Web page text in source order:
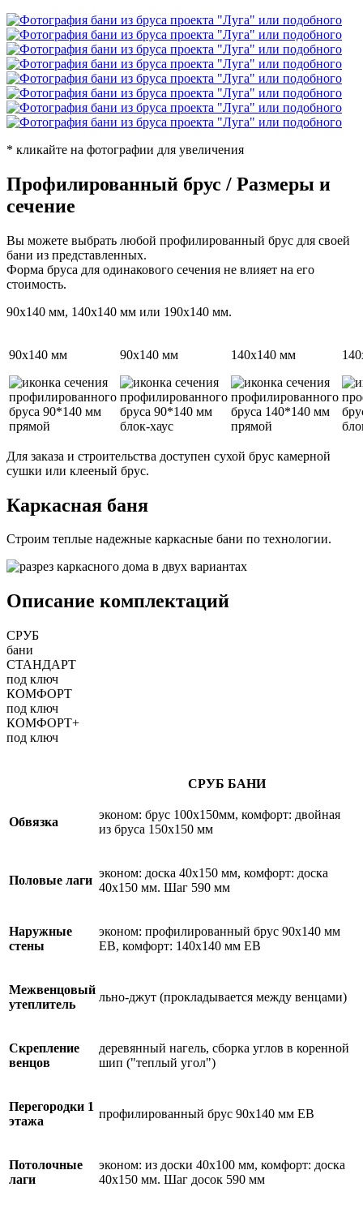
* кликайте на фотографии для увеличения
Профилированный брус / Размеры и
сечение
Вы можете выбрать любой профилированный брус для своей
бани из представленных.
Форма бруса для одинакового сечения не влияет на его
стоимость.
90х140 мм, 140х140 мм или 190х140 мм.
90х140 мм 90х140 мм 140х140 мм
Для заказа и строительства доступен сухой брус камерной
сушки или клееный брус.
Каркасная баня
Строим теплые надежные каркасные бани по технологии.
Описание комплектаций
СРУБ
бани
CТАНДАРТ
под ключ
КОМФОРТ
под ключ
КОМФОРТ+
под ключ
СРУБ БАНИ
Обвязка
эконом: брус 100х150мм, комфорт: двойная
из бруса 150х150 мм
Половые лаги
эконом: доска 40х150 мм, комфорт: доска
40х150 мм. Шаг 590 мм
Наружные
стены
эконом: профилированный брус 90х140 мм
ЕВ, комфорт: 140х140 мм ЕВ
Межвенцовый
утеплитель
льно-джут (прокладывается между венцами)
Скрепление
венцов
деревянный нагель, сборка углов в коренной
шип ("теплый угол")
Перегородки 1
этажа
профилированный брус 90х140 мм ЕВ
Потолочные
лаги
эконом: из доски 40х100 мм, комфорт: доска
40х150 мм. Шаг досок 590 мм